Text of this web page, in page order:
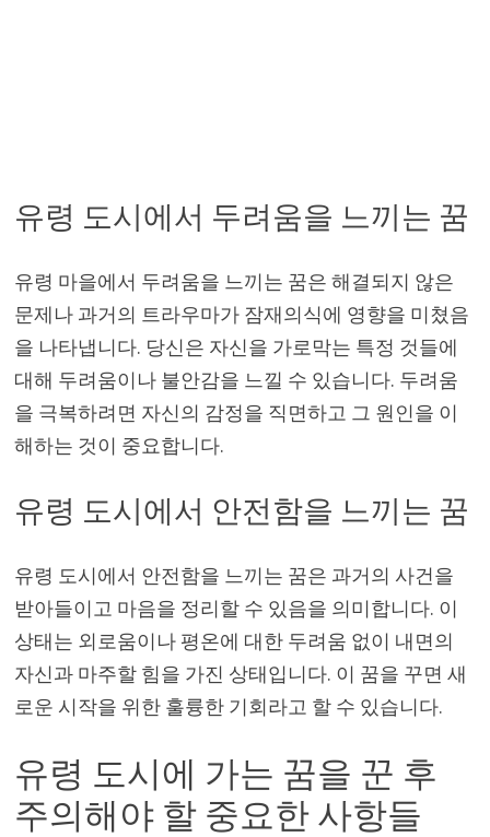
유령 도시에서 두려움을 느끼는 꿈
유령 마을에서 두려움을 느끼는 꿈은 해결되지 않은
문제나 과거의 트라우마가 잠재의식에 영향을 미쳤음
을 나타냅니다. 당신은 자신을 가로막는 특정 것들에
대해 두려움이나 불안감을 느낄 수 있습니다. 두려움
을 극복하려면 자신의 감정을 직면하고 그 원인을 이
해하는 것이 중요합니다.
유령 도시에서 안전함을 느끼는 꿈
유령 도시에서 안전함을 느끼는 꿈은 과거의 사건을
받아들이고 마음을 정리할 수 있음을 의미합니다. 이
상태는 외로움이나 평온에 대한 두려움 없이 내면의
자신과 마주할 힘을 가진 상태입니다. 이 꿈을 꾸면 새
로운 시작을 위한 훌륭한 기회라고 할 수 있습니다.
유령 도시에 가는 꿈을 꾼 후
주의해야 할 중요한 사항들